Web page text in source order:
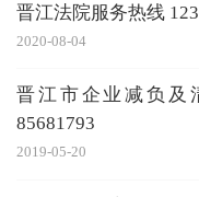
晋江法院服务热线
2020-08-04
晋江市企业减负及
85681793
2019-05-20